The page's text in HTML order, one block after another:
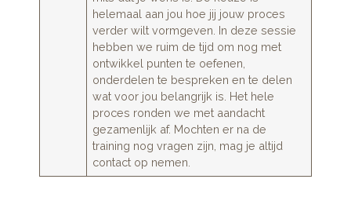
helemaal aan jou hoe jij jouw proces
verder wilt vormgeven. In deze sessie
hebben we ruim de tijd om nog met
ontwikkel punten te oefenen,
onderdelen te bespreken en te delen
wat voor jou belangrijk is. Het hele
proces ronden we met aandacht
gezamenlijk af. Mochten er na de
training nog vragen zijn, mag je altijd
contact op nemen.